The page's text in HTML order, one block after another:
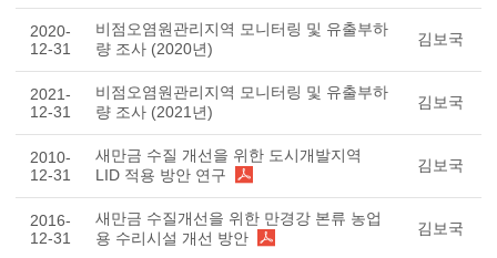
2020-
12-31
비점오염원관리지역 모니터링 및 유출부하
량 조사 (2020년)
김보국
2021-
12-31
비점오염원관리지역 모니터링 및 유출부하
량 조사 (2021년)
김보국
2010-
12-31
새만금 수질 개선을 위한 도시개발지역
LID 적용 방안 연구
김보국
2016-
12-31
새만금 수질개선을 위한 만경강 본류 농업
용 수리시설 개선 방안
김보국